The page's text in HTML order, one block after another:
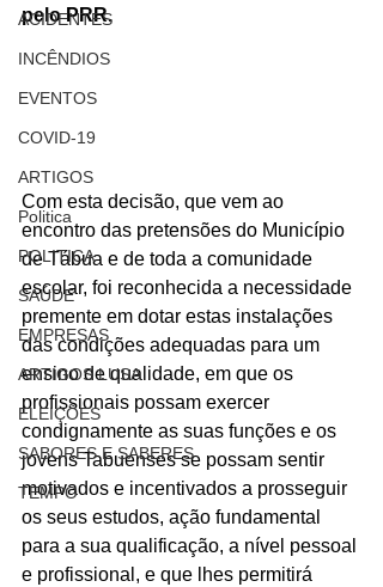
ACIDENTES
INCÊNDIOS
EVENTOS
COVID-19
ARTIGOS
Politica
POLITICA
SAÚDE
EMPRESAS
ARTIGOS LUSA
ELEIÇÕES
SABORES E SABERES
TEMPO
pelo PRR.
Com esta decisão, que vem ao
encontro das pretensões do Município
de Tábua e de toda a comunidade
escolar, foi reconhecida a necessidade
premente em dotar estas instalações
das condições adequadas para um
ensino de qualidade, em que os
profissionais possam exercer
condignamente as suas funções e os
jovens Tabuenses se possam sentir
motivados e incentivados a prosseguir
os seus estudos, ação fundamental
para a sua qualificação, a nível pessoal
e profissional, e que lhes permitirá